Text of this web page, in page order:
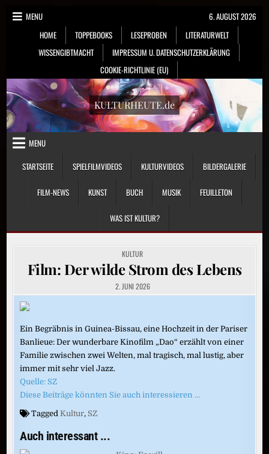
Skip
MENU
HOME
TOPPEBOOKS LESEPROBEN
LITERATURWELT
WISSENGIBTMACHT
IMPRESSUM U. DATENSCHUTZERKLÄRUNG
COOKIE-RICHTLINIE (EU)
6. AUGUST 2026
KULTURHEUTE.de
MENU
STARTSEITE
SPIELFILMVIDEOS KULTURVIDEOS BILDERGALERIE
FILM-NEWS KUNST BUCH MUSIK FEUILLETON
WAS IST KULTUR?
POSTED
IN
KULTUR
Film: Der wilde Strom des Lebens
2. JUNI 2026
Ein Begräbnis in Guinea-Bissau, eine Hochzeit in der Pariser
Banlieue: Der wunderbare Kinofilm „Dao“ erzählt von einer
Familie zwischen zwei Welten, mal tragisch, mal lustig, aber
immer mit sehr viel Jazz.
Quelle: SZ
Diese Beiträge könnten Sie auch interessieren …
Tagged Kultur, SZ
Auch interessant ...